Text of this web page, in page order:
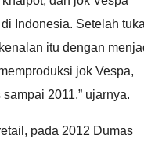
Indonesia. Setelah
itu dengan
jok Vespa,
2011,” ujarnya.
pada 2012 Dumas